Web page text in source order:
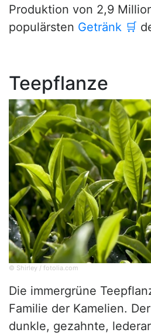
Produktion von 2,9
populärsten Getränk 🛒
Teepflanze
© Shirley / fotolia.com
Die immergrüne
Familie der Kamelien.
dunkle, gezahnte,